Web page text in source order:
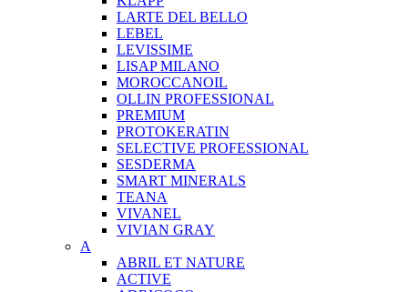
LARTE DEL BELLO
LEBEL
LEVISSIME
LISAP MILANO
MOROCCANOIL
OLLIN PROFESSIONAL
PREMIUM
PROTOKERATIN
SELECTIVE PROFESSIONAL
SESDERMA
SMART MINERALS
TEANA
VIVANEL
VIVIAN GRAY
A
ABRIL ET NATURE
ACTIVE